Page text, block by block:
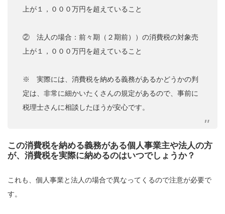
上が１，０００万円を超えていること
② 法人の場合：前々期（２期前））の消費税の対象売
上が１，０００万円を超えていること
※ 実際には、消費税を納める義務があるかどうかの判
定は、非常に細かいたくさんの規定があるので、事前に
税理士さんに相談したほうが安心です。
この消費税を納める義務がある個人事業主や法人の方
が、消費税を実際に納めるのはいつでしょうか？
これも、個人事業と法人の場合で異なってくるので注意が必要で
す。